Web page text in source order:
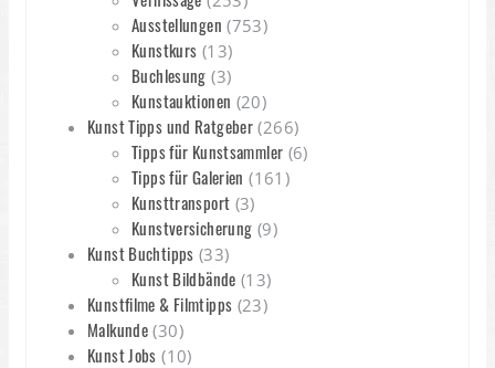
Ausstellungen (753)
Kunstkurs (13)
Buchlesung (3)
Kunstauktionen (20)
Kunst Tipps und Ratgeber (266)
Tipps für Kunstsammler (6)
Tipps für Galerien (161)
Kunsttransport (3)
Kunstversicherung (9)
Kunst Buchtipps (33)
Kunst Bildbände (13)
Kunstfilme & Filmtipps (23)
Malkunde (30)
Kunst Jobs (10)